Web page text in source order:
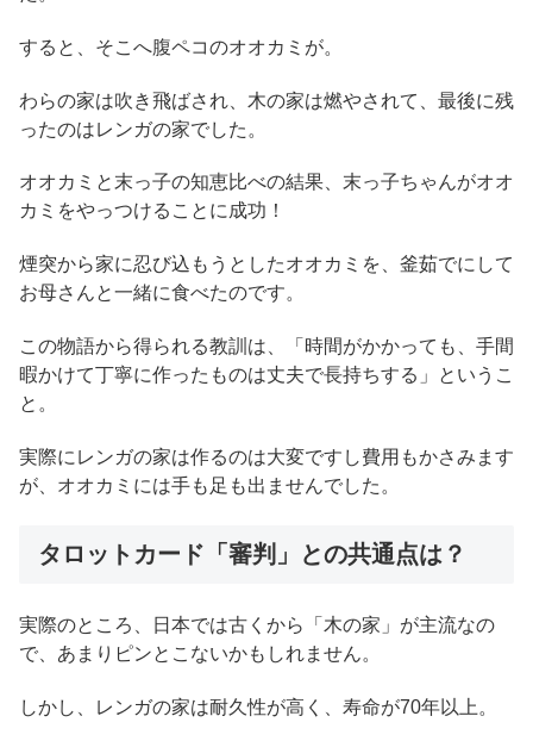
すると、そこへ腹ペコのオオカミが。
わらの家は吹き飛ばされ、木の家は燃やされて、最後に残
ったのはレンガの家でした。
オオカミと末っ子の知恵比べの結果、末っ子ちゃんがオオ
カミをやっつけることに成功！
煙突から家に忍び込もうとしたオオカミを、釜茹でにして
お母さんと一緒に食べたのです。
この物語から得られる教訓は、「時間がかかっても、手間
暇かけて丁寧に作ったものは丈夫で長持ちする」というこ
と。
実際にレンガの家は作るのは大変ですし費用もかさみます
が、オオカミには手も足も出ませんでした。
タロットカード「審判」との共通点は？
実際のところ、日本では古くから「木の家」が主流なの
で、あまりピンとこないかもしれません。
しかし、レンガの家は耐久性が高く、寿命が70年以上。